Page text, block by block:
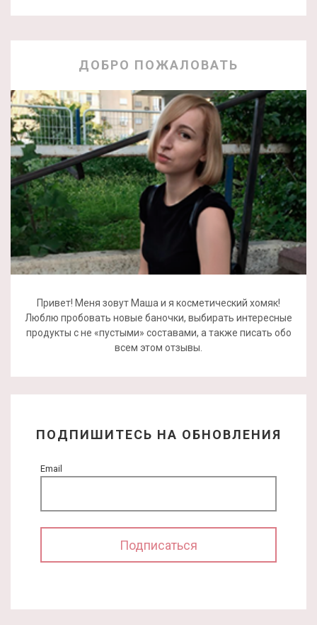
ДОБРО ПОЖАЛОВАТЬ
Привет! Меня зовут Маша и я косметический хомяк!
Люблю пробовать новые баночки, выбирать интересные
продукты с не «пустыми» составами, а также писать обо
всем этом отзывы.
ПОДПИШИТЕСЬ НА ОБНОВЛЕНИЯ
Email